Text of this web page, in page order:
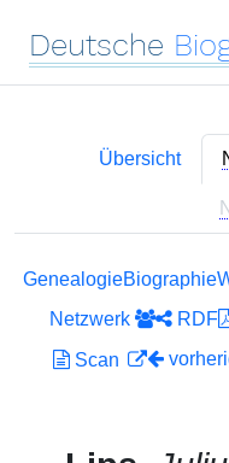
Deutsche
Übersicht
GenealogieBiographie
Netzwerk
RDF
Scan